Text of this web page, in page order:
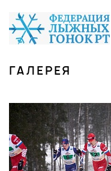
ГАЛЕРЕЯ